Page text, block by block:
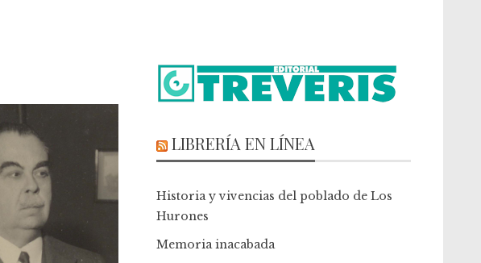
LIBRERÍA EN LÍNEA
Historia y vivencias del poblado de Los
Hurones
Memoria inacabada